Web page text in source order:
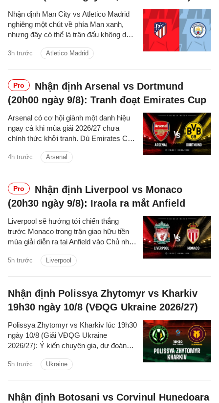
3h trước Atletico Madrid
Nhận định Man City vs Atletico Madrid
nghiêng một chút về phía Man xanh,
nhưng đây có thể là trận đấu không dễ
Pro
Nhận định Arsenal vs Dortmund
(20h00 ngày 9/8): Tranh đoạt Emirates Cup
4h trước Arsenal
Arsenal có cơ hội giành một danh hiệu
ngay cả khi mùa giải 2026/27 chưa
chính thức khởi tranh. Dù Emirates Cup
chuẩn bị, Arsenal vẫn hướng đến chiến
Pro
Nhận định Liverpool vs Monaco
(20h30 ngày 9/8): Iraola ra mắt Anfield
5h trước Liverpool
Liverpool sẽ hướng tới chiến thắng
trước Monaco trong trận giao hữu tiền
mùa giải diễn ra tại Anfield vào Chủ nhật,
trước Leeds United.
Nhận định Polissya Zhytomyr vs Kharkiv
19h30 ngày 10/8 (VĐQG Ukraine 2026/27)
5h trước Ukraine
Polissya Zhytomyr vs Kharkiv lúc 19h30
ngày 10/8 (Giải VĐQG Ukraine
2026/27): Ý kiến chuyên gia, dự đoán
thống kê chi tiết về hai đội.
Nhận định Botosani vs Corvinul Hunedoara